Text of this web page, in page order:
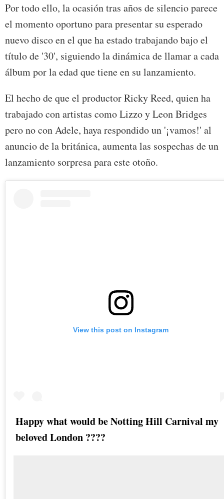
Por todo ello, la ocasión tras años de silencio parece
el momento oportuno para presentar su esperado
nuevo disco en el que ha estado trabajando bajo el
título de '30', siguiendo la dinámica de llamar a cada
álbum por la edad que tiene en su lanzamiento.
El hecho de que el productor Ricky Reed, quien ha
trabajado con artistas como Lizzo y Leon Bridges
pero no con Adele, haya respondido un '¡vamos!' al
anuncio de la británica, aumenta las sospechas de un
lanzamiento sorpresa para este otoño.
View this post on Instagram
Happy what would be Notting Hill Carnival my
beloved London ????